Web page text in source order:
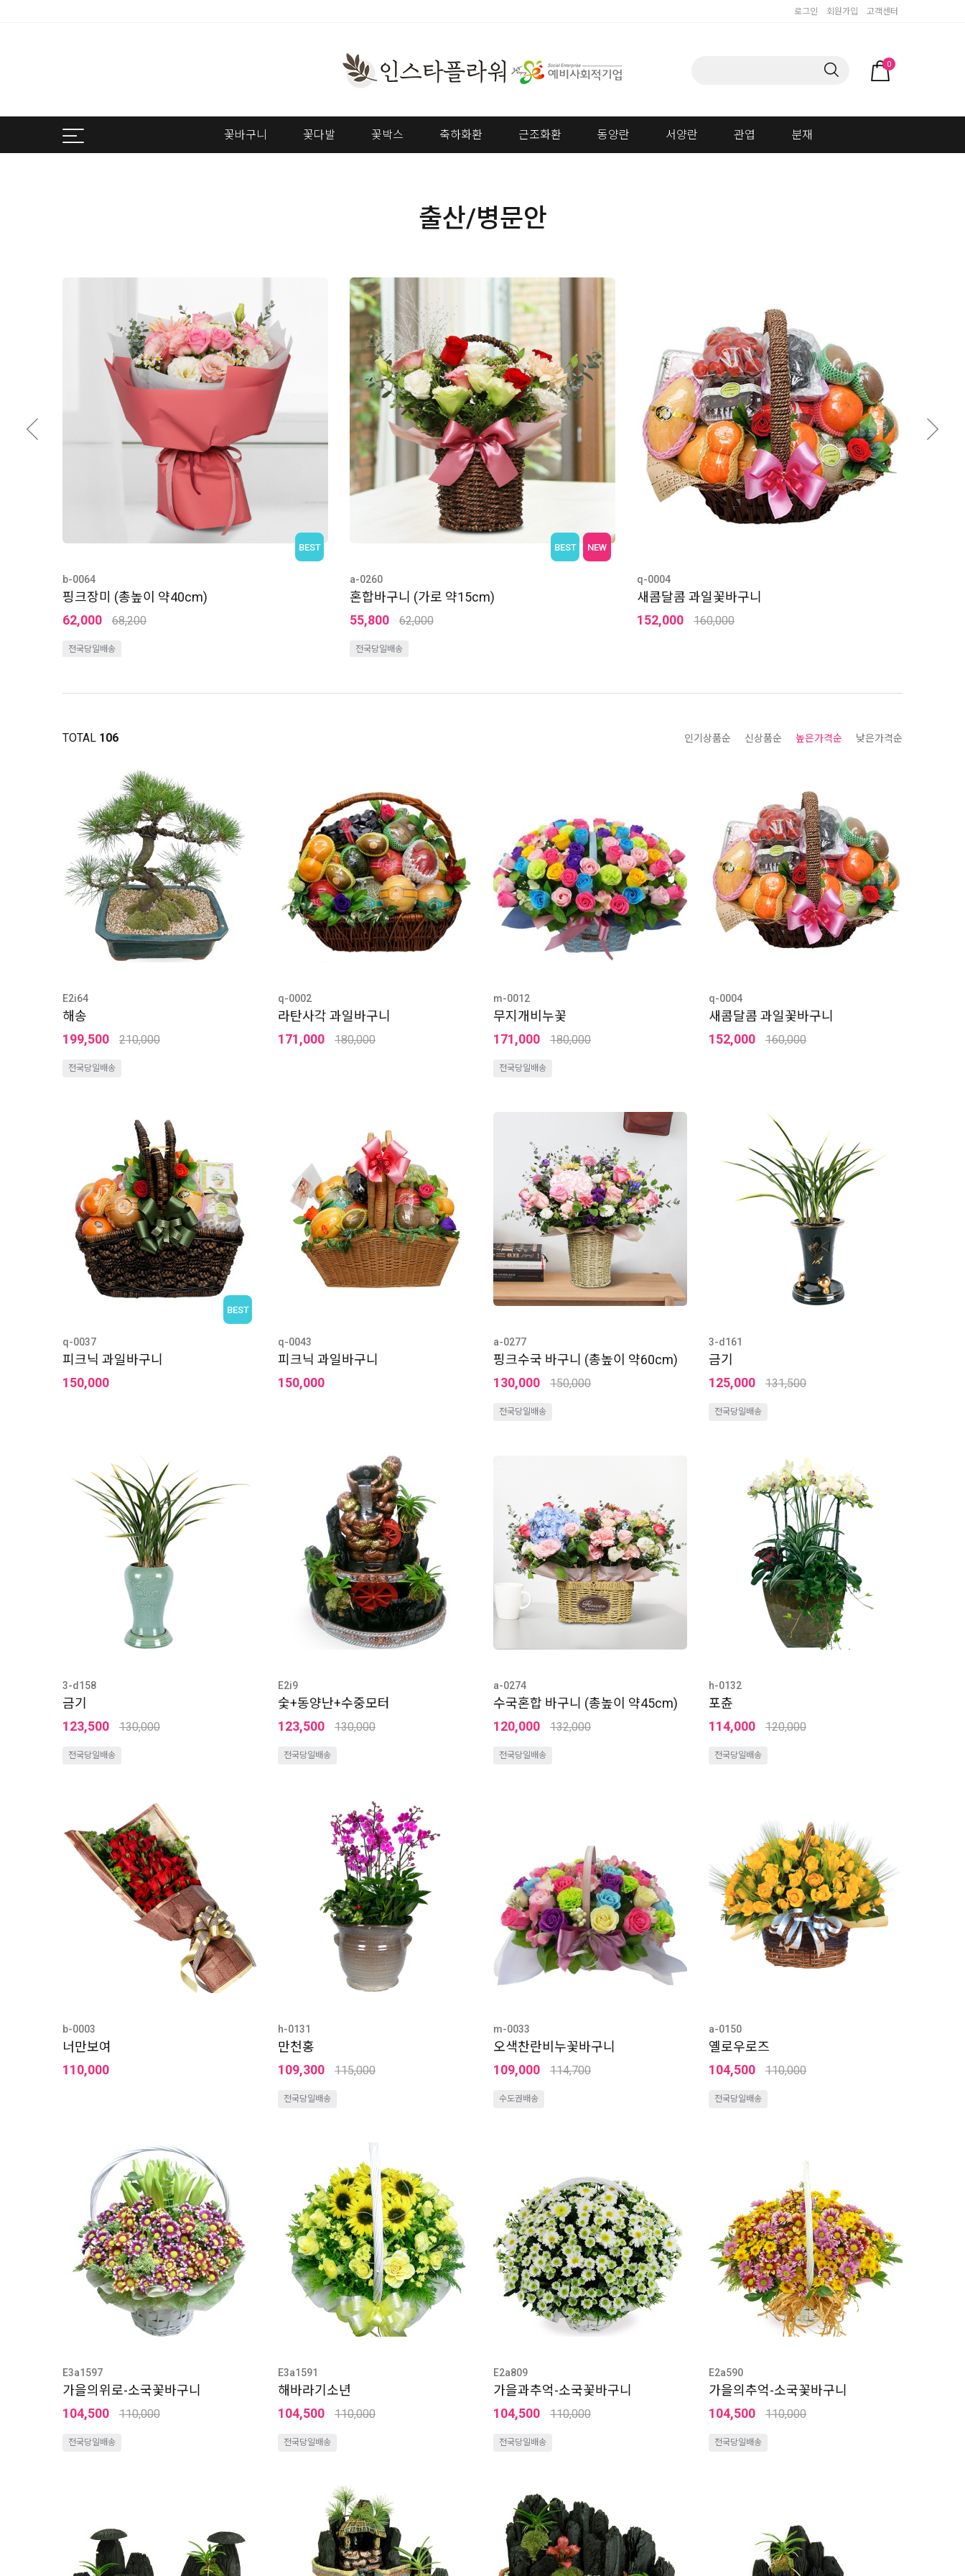
로그인 회원가입 고객센터
0
꽃바구니 꽃다발 꽃박스 축하화환 근조화환 동양란 서양란 관엽 분재
출산/병문안
BEST
b-0064
핑크장미 (총높이 약40cm)
62,000
68,200
전국당일배송
BEST NEW
a-0260
혼합바구니 (가로 약15cm)
55,800
62,000
전국당일배송
q-0004
새콤달콤 과일꽃바구니
152,000
160,000
TOTAL 106 인기상품순 신상품순 높은가격순 낮은가격순
E2i64
해송
199,500
210,000
전국당일배송
q-0002
라탄사각 과일바구니
171,000
180,000
m-0012
무지개비누꽃
171,000
180,000
전국당일배송
q-0004
새콤달콤 과일꽃바구니
152,000
160,000
BEST
q-0037
피크닉 과일바구니
150,000
q-0043
피크닉 과일바구니
150,000
a-0277
핑크수국 바구니 (총높이 약60cm)
130,000
150,000
전국당일배송
3-d161
금기
125,000
131,500
전국당일배송
3-d158
금기
123,500
130,000
전국당일배송
E2i9
숯+동양난+수중모터
123,500
130,000
전국당일배송
a-0274
수국혼합 바구니 (총높이 약45cm)
120,000
132,000
전국당일배송
h-0132
포츈
114,000
120,000
전국당일배송
b-0003
너만보여
110,000
h-0131
만천홍
109,300
115,000
전국당일배송
m-0033
오색찬란비누꽃바구니
109,000
114,700
수도권배송
a-0150
옐로우로즈
104,500
110,000
전국당일배송
E3a1597
가을의위로-소국꽃바구니
104,500
110,000
전국당일배송
E3a1591
해바라기소년
104,500
110,000
전국당일배송
E2a809
가을과추억-소국꽃바구니
104,500
110,000
전국당일배송
E2a590
가을의추억-소국꽃바구니
104,500
110,000
전국당일배송